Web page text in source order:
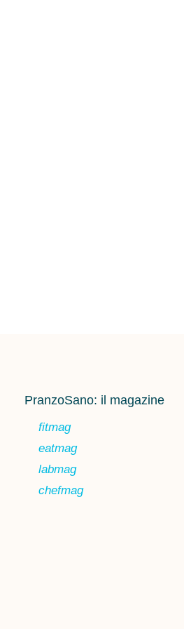
PranzoSano: il magazine
fitmag
eatmag
labmag
chefmag